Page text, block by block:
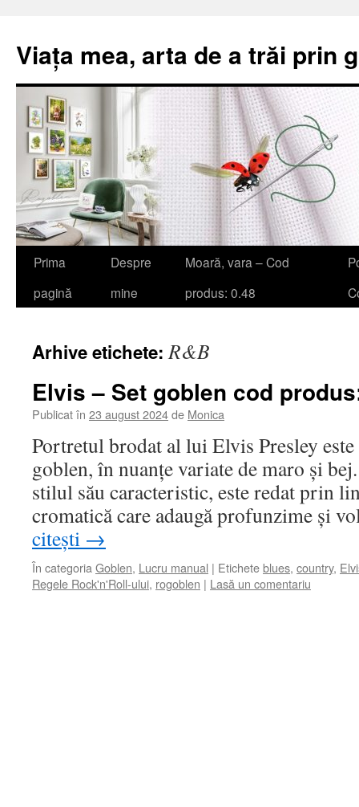
Viața mea, arta de a trăi prin
Sari
Prima
pagină
Despre
mine
Moară, vara – Cod
produs: 0.48
Arhive etichete:R&B
Elvis – Set goblen cod
Publicat în 23 august 2024de Monica
Portretul brodat al lui Elvis Presley
goblen, în nuanțe variate de maro și
stilul său caracteristic, este redat prin
cromatică care adaugă profunzime și
citești →
În categoria Goblen, Lucru manual | Eticheteblues, country,
Regele Rock'n'Roll-ului, rogoblen | Lasă un comentariu